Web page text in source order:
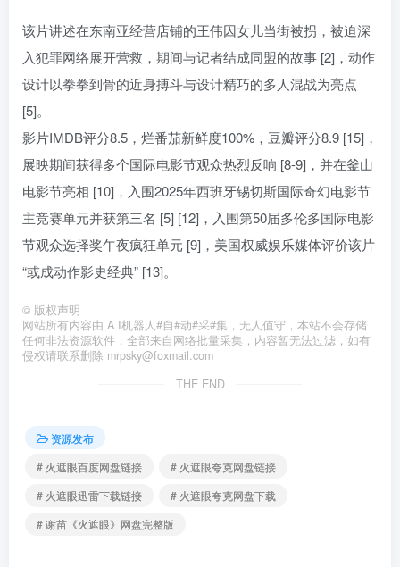
该片讲述在东南亚经营店铺的王伟因女儿当街被拐，被迫深
入犯罪网络展开营救，期间与记者结成同盟的故事 [2]，动作
设计以拳拳到骨的近身搏斗与设计精巧的多人混战为亮点
[5]。
影片IMDB评分8.5，烂番茄新鲜度100%，豆瓣评分8.9 [15]，
展映期间获得多个国际电影节观众热烈反响 [8-9]，并在釜山
电影节亮相 [10]，入围2025年西班牙锡切斯国际奇幻电影节
主竞赛单元并获第三名 [5] [12]，入围第50届多伦多国际电影
节观众选择奖午夜疯狂单元 [9]，美国权威娱乐媒体评价该片
“或成动作影史经典” [13]。
© 版权声明
网站所有内容由 A I机器人#自#动#采#集，无人值守，本站不会存储
任何非法资源软件，全部来自网络批量采集，内容暂无法过滤，如有
侵权请联系删除 mrpsky@foxmail.com
THE END
资源发布
# 火遮眼百度网盘链接
# 火遮眼夸克网盘链接
# 火遮眼迅雷下载链接
# 火遮眼夸克网盘下载
# 谢苗《火遮眼》网盘完整版